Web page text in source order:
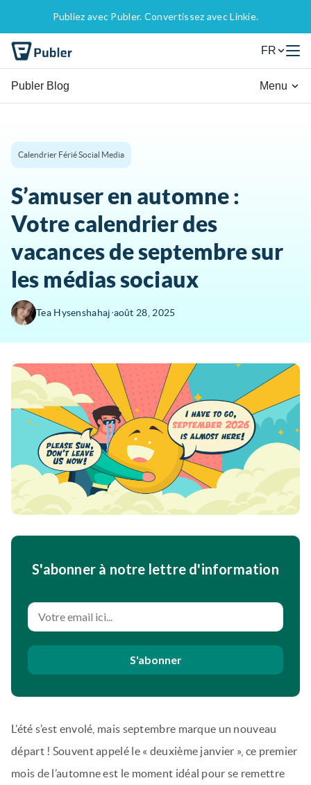
Publiez avec Publer. Convertissez avec Linkie.
FR
Publer Blog Menu
Calendrier Férié Social Media
S’amuser en automne :
Votre calendrier des
vacances de septembre sur
les médias sociaux
Tea Hysenshahaj∙août 28, 2025
S'abonner à notre lettre d'information
S'abonner
L’été s’est envolé, mais septembre marque un nouveau
départ ! Souvent appelé le « deuxième janvier », ce premier
mois de l’automne est le moment idéal pour se remettre